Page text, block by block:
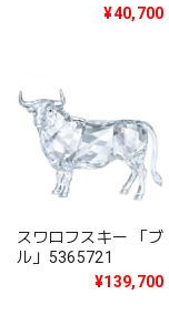
¥40,700
スワロフスキー 「ブ
ル」5365721
¥139,700